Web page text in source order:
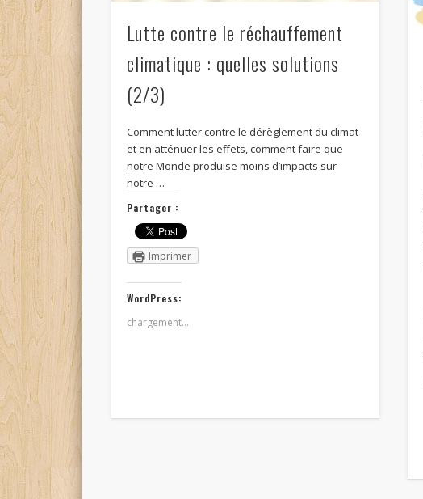
Lutte contre le réchauffement
climatique : quelles solutions
(2/3)
Comment lutter contre le dérèglement du climat
et en atténuer les effets, comment faire que
notre Monde produise moins d’impacts sur
notre …
Partager :
Imprimer
WordPress:
chargement…